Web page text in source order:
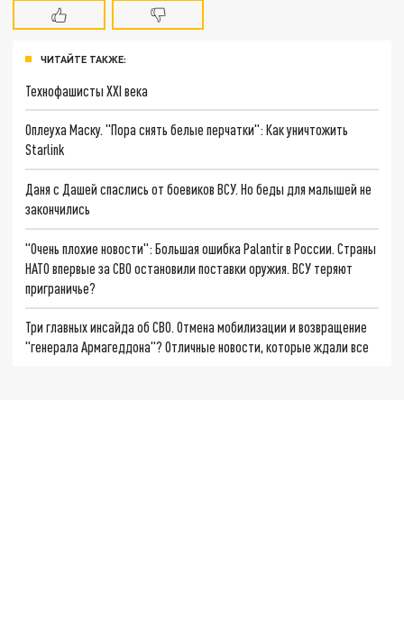
ЧИТАЙТЕ ТАКЖЕ:
Технофашисты XXI века
Оплеуха Маску. "Пора снять белые перчатки": Как уничтожить
Starlink
Даня с Дашей спаслись от боевиков ВСУ. Но беды для малышей не
закончились
"Очень плохие новости": Большая ошибка Palantir в России. Страны
НАТО впервые за СВО остановили поставки оружия. ВСУ теряют
приграничье?
Три главных инсайда об СВО. Отмена мобилизации и возвращение
"генерала Армагеддона"? Отличные новости, которые ждали все